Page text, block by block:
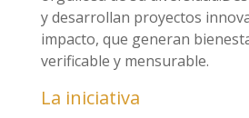
y desarrollan proyectos
impacto, que generan
verificable y mensurable.
La iniciativa